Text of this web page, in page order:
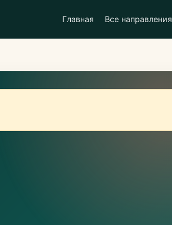
Главная Все направления